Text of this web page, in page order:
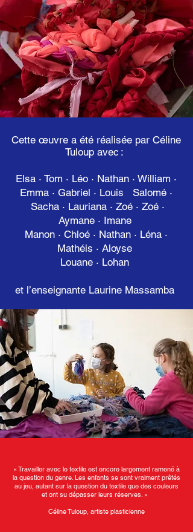
Cette œuvre a été réalisée par Céline
Tuloup avec :
Elsa · Tom · Léo · Nathan · William ·
Emma · Gabriel · Louis Salomé ·
Sacha · Lauriana · Zoé · Zoé ·
Aymane · Imane
Manon · Chloé · Nathan · Léna ·
Mathéis · Aloyse
Louane · Lohan
et l’enseignante Laurine Massamba
« Travailler avec le textile est encore largement ramené à
la question du genre. Les enfants se sont vraiment prêtés
au jeu, autant sur la question du textile que des couleurs
et ont su dépasser leurs réserves. »
Céline Tuloup, artiste plasticienne